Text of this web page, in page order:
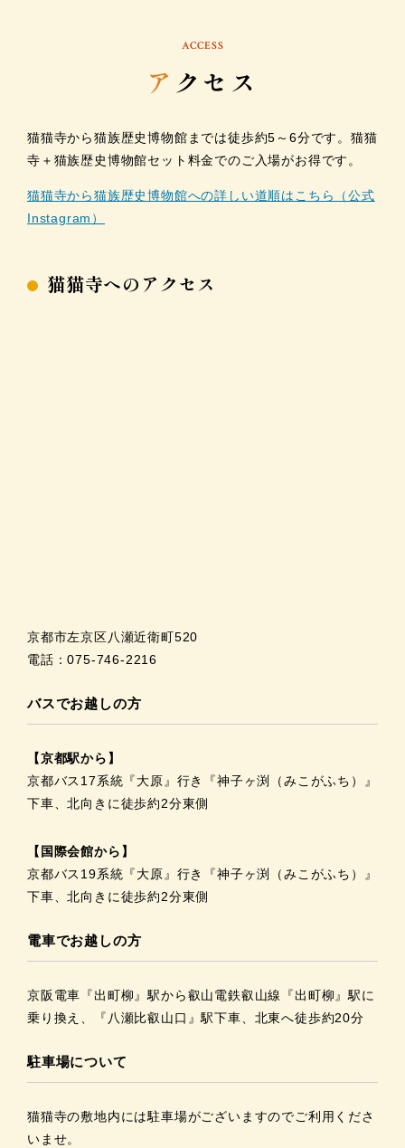
ACCESS
ア クセス
猫猫寺から猫族歴史博物館までは徒歩約5～6分です。猫猫
寺＋猫族歴史博物館セット料金でのご入場がお得です。
猫猫寺から猫族歴史博物館への詳しい道順はこちら（公式
Instagram）
猫猫寺へのアクセス
京都市左京区八瀬近衛町520
電話：075-746-2216
バスでお越しの方
【京都駅から】
京都バス17系統『大原』行き『神子ヶ渕（みこがふち）』
下車、北向きに徒歩約2分東側
【国際会館から】
京都バス19系統『大原』行き『神子ヶ渕（みこがふち）』
下車、北向きに徒歩約2分東側
電車でお越しの方
京阪電車『出町柳』駅から叡山電鉄叡山線『出町柳』駅に
乗り換え、『八瀬比叡山口』駅下車、北東へ徒歩約20分
駐車場について
猫猫寺の敷地内には駐車場がございますのでご利用くださ
いませ。